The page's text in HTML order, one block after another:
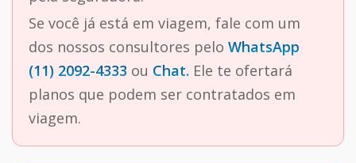
Se você já está em viagem, fale com um
dos nossos consultores pelo WhatsApp
(11) 2092-4333 ou Chat. Ele te ofertará
planos que podem ser contratados em
viagem.